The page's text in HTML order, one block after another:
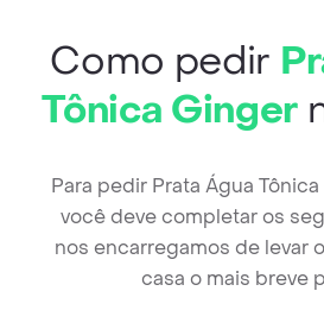
Como pedir
Tônica Ginger
Para pedir Prata Água
você deve completar os
nos encarregamos de levar
casa o mais breve